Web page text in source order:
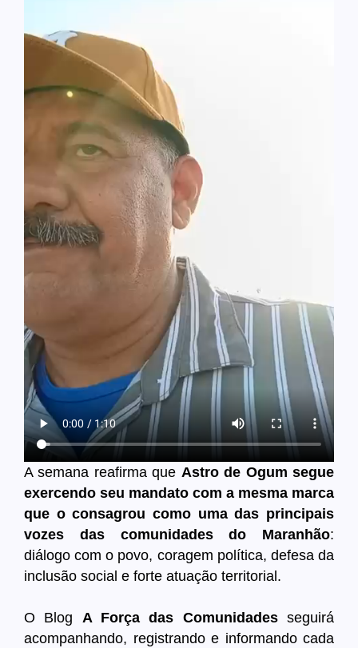
A semana reafirma que Astro de Ogum segue
exercendo seu mandato com a mesma marca
que o consagrou como uma das principais
vozes das comunidades do Maranhão:
diálogo com o povo, coragem política, defesa da
inclusão social e forte atuação territorial.
O Blog A Força das Comunidadesseguirá
acompanhando, registrando e informando cada